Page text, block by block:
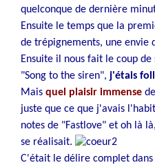
quelconque de dernière
Ensuite le temps que la
de trépignements, une envie
Ensuite il nous fait le coup
"Song to the siren", j'étais
Mais quel plaisir immense
juste que ce que j'avais
notes de "Fastlove" et oh là
se réalisait.
C'était le délire complet